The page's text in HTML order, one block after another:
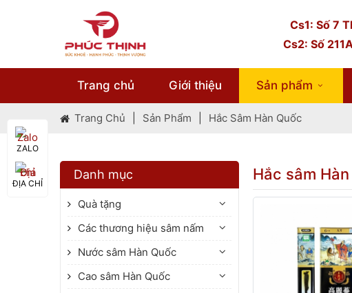
Cs1: Số 7
Cs2: Số
Trang chủ Giới thiệu Sản phẩm
Trang Chủ Sản Phẩm Hắc Sâm Hàn Quốc
Hắc sâm
Danh mục
Quà tặng
Các thương hiệu sâm nấm
Nước sâm Hàn Quốc
Cao sâm Hàn Quốc
ZALO
ĐỊA CHỈ